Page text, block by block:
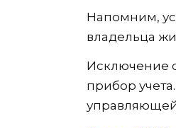
Напомним,
владельца
Исключение
прибор